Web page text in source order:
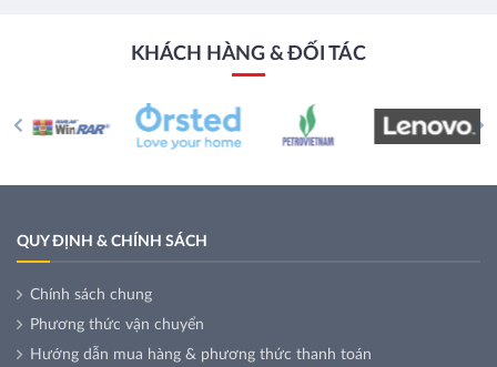
KHÁCH HÀNG & ĐỐI TÁC
QUY ĐỊNH & CHÍNH SÁCH
Chính sách chung
Phương thức vận chuyển
Hướng dẫn mua hàng & phương thức thanh toán